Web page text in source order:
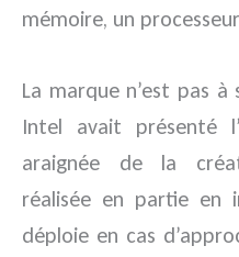
mémoire, un
La marque n’est pas à
Intel avait présenté
araignée de la
réalisée en partie en
déploie en cas